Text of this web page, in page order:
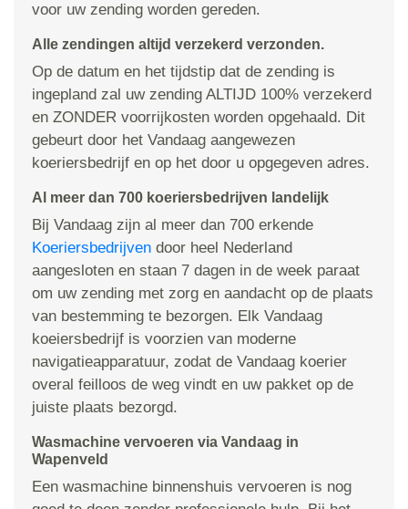
voor uw zending worden gereden.
Alle zendingen altijd verzekerd verzonden.
Op de datum en het tijdstip dat de zending is
ingepland zal uw zending ALTIJD 100% verzekerd
en ZONDER voorrijkosten worden opgehaald. Dit
gebeurt door het Vandaag aangewezen
koeriersbedrijf en op het door u opgegeven adres.
Al meer dan 700 koeriersbedrijven landelijk
Bij Vandaag zijn al meer dan 700 erkende
Koeriersbedrijven door heel Nederland
aangesloten en staan 7 dagen in de week paraat
om uw zending met zorg en aandacht op de plaats
van bestemming te bezorgen. Elk Vandaag
koeiersbedrijf is voorzien van moderne
navigatieapparatuur, zodat de Vandaag koerier
overal feilloos de weg vindt en uw pakket op de
juiste plaats bezorgd.
Wasmachine vervoeren via Vandaag in
Wapenveld
Een wasmachine binnenshuis vervoeren is nog